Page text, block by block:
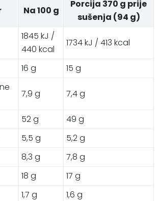
Na 100 g
Porcija 370 g prije
sušenja (94 g)
1845 kJ /
440 kcal
1734 kJ / 413 kcal
16 g
15 g
7,9 g 7,4 g
52 g
49 g
5,5 g
5,2 g
8,3 g
7,8 g
18 g
17 g
1,7 g 1,6 g